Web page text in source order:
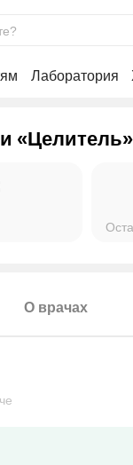
Лаборатория
«Целитель»
О врачах